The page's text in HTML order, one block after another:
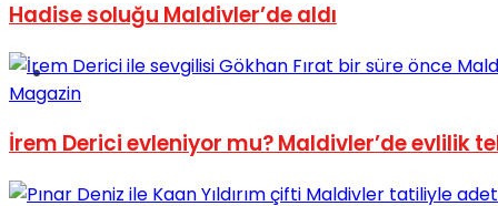
Spor
Hadise soluğu Maldivler’de aldı
Magazin
İrem Derici evleniyor mu? Maldivler’de evlilik